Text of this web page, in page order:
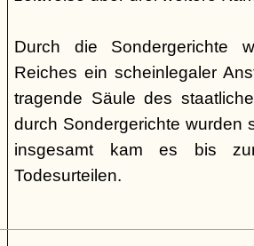
Durch die Sondergerichte
Reiches ein scheinlegaler
tragende Säule des
durch Sondergerichte wurden
insgesamt kam es bis
Todesurteilen.